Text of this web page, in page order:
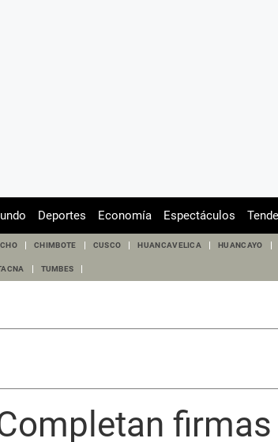
Deportes Economía Espectáculos
CHIMBOTE CUSCO HUANCAVELICA HUANCAYO
TUMBES